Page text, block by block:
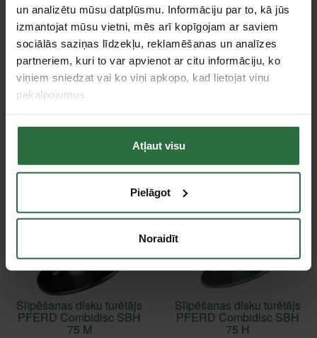
un analizētu mūsu datplūsmu. Informāciju par to, kā jūs
izmantojat mūsu vietni, mēs arī kopīgojam ar saviem
sociālās saziņas līdzekļu, reklamēšanas un analīzes
partneriem, kuri to var apvienot ar citu informāciju, ko
viņiem sniedzat vai ko viņi apkopo, kad lietojat viņu
pakalpojumus.
Atļaut visu
Pielāgot
Noraidīt
Specifikācija
Rekomendējamais apgriezienu skaits
2500–9000 apgr./min
Diska diametrs
Piederumi
Slīpēšanas disku turētājs
PFERD Combidisc SBH
75 M
Slīpēšanas disku turētājs
PFERD Combidisc SBH
75 H